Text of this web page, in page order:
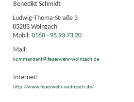
Benedikt Schmidt
Ludwig-Thoma-Straße 3
85283 Wolnzach
Mobil: 0160 - 95 93 73 20
Mail:
kommandant@feuerwehr-wolnzach.de
Internet:
http://www.feuerwehr-wolnzach.de/